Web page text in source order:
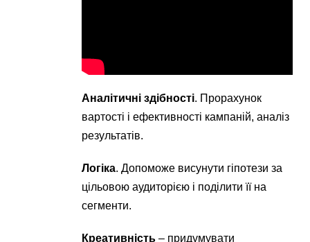
Аналітичні здібності. Прорахунок
вартості і ефективності кампаній, аналіз
результатів.
Логіка. Допоможе висунути гіпотези за
цільовою аудиторією і поділити її на
сегменти.
Креативність – придумувати